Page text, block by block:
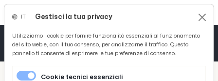
/ Picenotime
Gestisci la tua privacy
Utilizziamo i cookie per fornire funzionalità essenziali al funzionamento
del sito web e, con il tuo consenso, per analizzarne il traffico. Questo
pannello ti consente di esprimere le tue preferenze di consenso.
Cookie tecnici essenziali
Tutto News
Tutto Sport
Tutto Curiosità